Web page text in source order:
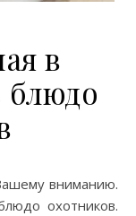
в
блюдо
охотников.